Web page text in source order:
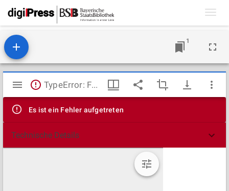
1
Mirador
Viewer
TypeError: Failed to fetch
Es ist ein Fehler aufgetreten
Technische Details